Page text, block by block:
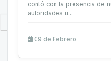
contó con la presencia de
autoridades u...
09 de Febrero